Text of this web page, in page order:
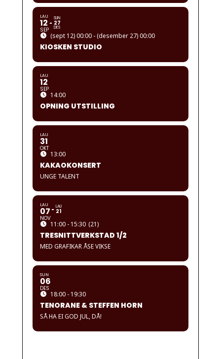
LAU
12
SEP
SUN
27
DES
(sept 12) 00:00 - (desember 27) 00:00
KIOSKEN STUDIO
LAU
12
SEP
14:00
OPNING UTSTILLING
LAU
31
OKT
13:00
KAKAOKONSERT
UNGE TALENT
LAU
07
NOV
LAU
21
11:00 - 15:30 (21)
TRESNITTVERKSTAD 1/2
MED GRAFIKAR ÅSE VIKSE
SUN
06
DES
18:00 - 19:30
TENORANE & STEFFEN HORN
SÅ HA EI GOD JUL, DÅ!